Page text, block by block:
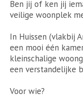
Ben jij of ken jij
veilige woonplek
In Huissen (vlakbij
een mooi één
kleinschalige
een verstandelijke
Voor wie?